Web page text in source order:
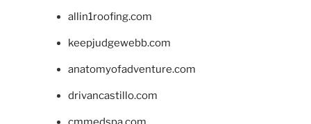
allin1roofing.com
keepjudgewebb.com
anatomyofadventure.com
drivancastillo.com